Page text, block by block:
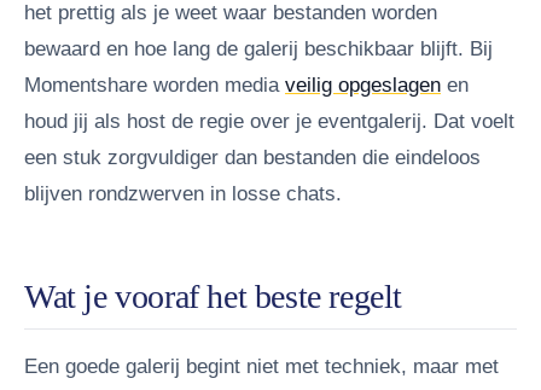
het prettig als je weet waar bestanden worden
bewaard en hoe lang de galerij beschikbaar blijft. Bij
Momentshare worden media veilig opgeslagen en
houd jij als host de regie over je eventgalerij. Dat voelt
een stuk zorgvuldiger dan bestanden die eindeloos
blijven rondzwerven in losse chats.
Wat je vooraf het beste regelt
Een goede galerij begint niet met techniek, maar met